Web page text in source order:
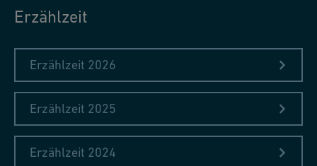
Erzählzeit
Erzählzeit 2026
Erzählzeit 2025
Erzählzeit 2024